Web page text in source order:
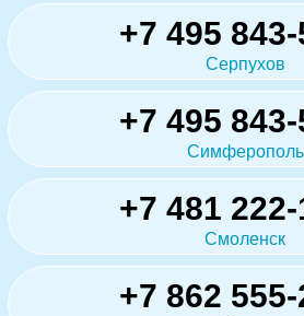
+7 495
Серпухов
+7 495
Симферополь
+7 481
Смоленск
+7 862